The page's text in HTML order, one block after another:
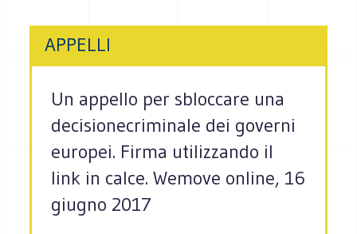
APPELLI
Un appello per sbloccare una
decisionecriminale dei governi
europei. Firma utilizzando il
link in calce. Wemove online, 16
giugno 2017